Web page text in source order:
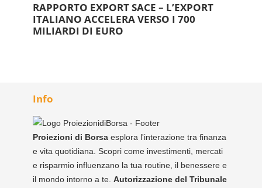
RAPPORTO EXPORT SACE – L’EXPORT
ITALIANO ACCELERA VERSO I 700
MILIARDI DI EURO
Info
Proiezioni di Borsa esplora l'interazione tra finanza
e vita quotidiana. Scopri come investimenti, mercati
e risparmio influenzano la tua routine, il benessere e
il mondo intorno a te. Autorizzazione del Tribunale